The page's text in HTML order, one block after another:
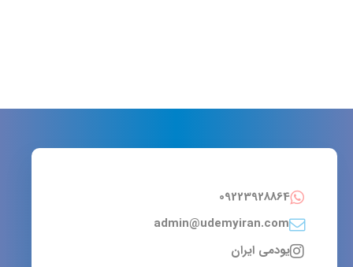
09223928864
admin@udemyiran.com
یودمی ایران